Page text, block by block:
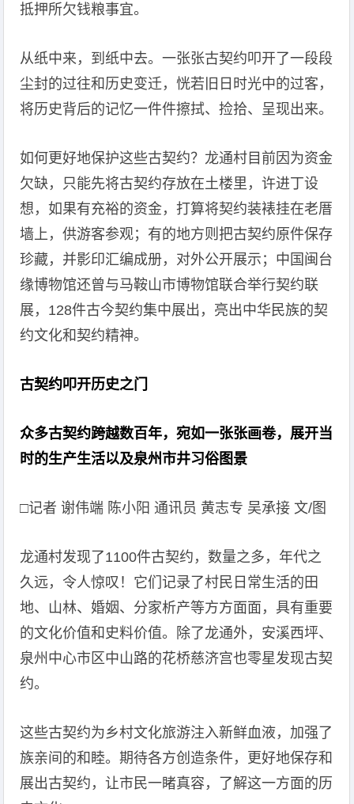
抵押所欠钱粮事宜。
从纸中来，到纸中去。一张张古契约叩开了一段段
尘封的过往和历史变迁，恍若旧日时光中的过客，
将历史背后的记忆一件件擦拭、捡拾、呈现出来。
如何更好地保护这些古契约？龙通村目前因为资金
欠缺，只能先将古契约存放在土楼里，许进丁设
想，如果有充裕的资金，打算将契约装裱挂在老厝
墙上，供游客参观；有的地方则把古契约原件保存
珍藏，并影印汇编成册，对外公开展示；中国闽台
缘博物馆还曾与马鞍山市博物馆联合举行契约联
展，128件古今契约集中展出，亮出中华民族的契
约文化和契约精神。
古契约叩开历史之门
众多古契约跨越数百年，宛如一张张画卷，展开当
时的生产生活以及泉州市井习俗图景
□记者 谢伟端 陈小阳 通讯员 黄志专 吴承接 文/图
龙通村发现了1100件古契约，数量之多，年代之
久远，令人惊叹！它们记录了村民日常生活的田
地、山林、婚姻、分家析产等方方面面，具有重要
的文化价值和史料价值。除了龙通外，安溪西坪、
泉州中心市区中山路的花桥慈济宫也零星发现古契
约。
这些古契约为乡村文化旅游注入新鲜血液，加强了
族亲间的和睦。期待各方创造条件，更好地保存和
展出古契约，让市民一睹真容，了解这一方面的历